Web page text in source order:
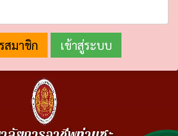
สมาชิก